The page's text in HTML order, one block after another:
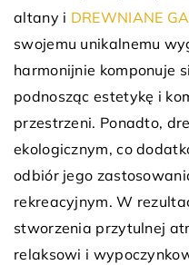
altany i DREWNIANE
swojemu unikalnemu
harmonijnie komponuje
podnosząc estetykę i
przestrzeni. Ponadto,
ekologicznym, co
odbiór jego
rekreacyjnym. W
stworzenia przytulnej
relaksowi i